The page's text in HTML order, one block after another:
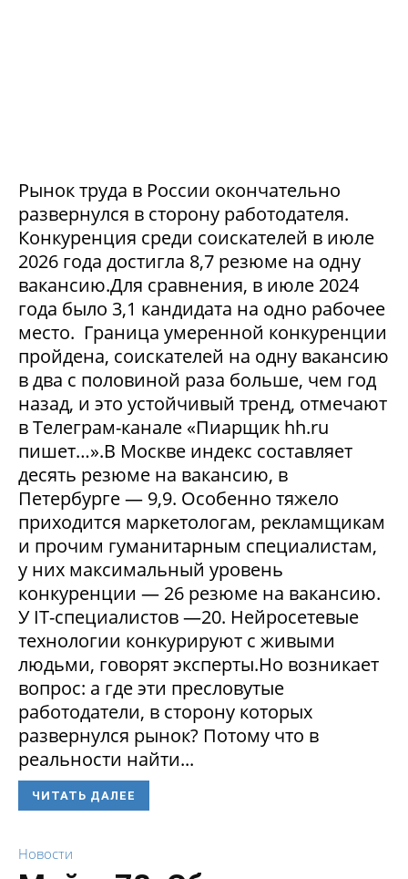
Рынок труда в России окончательно
развернулся в сторону работодателя.
Конкуренция среди соискателей в июле
2026 года достигла 8,7 резюме на одну
вакансию.Для сравнения, в июле 2024
года было 3,1 кандидата на одно рабочее
место. Граница умеренной конкуренции
пройдена, соискателей на одну вакансию
в два с половиной раза больше, чем год
назад, и это устойчивый тренд, отмечают
в Телеграм-канале «Пиарщик hh.ru
пишет…».В Москве индекс составляет
десять резюме на вакансию, в
Петербурге — 9,9. Особенно тяжело
приходится маркетологам, рекламщикам
и прочим гуманитарным специалистам,
у них максимальный уровень
конкуренции — 26 резюме на вакансию.
У IT-специалистов —20. Нейросетевые
технологии конкурируют с живыми
людьми, говорят эксперты.Но возникает
вопрос: а где эти пресловутые
работодатели, в сторону которых
развернулся рынок? Потому что в
реальности найти...
ЧИТАТЬ ДАЛЕЕ
Новости